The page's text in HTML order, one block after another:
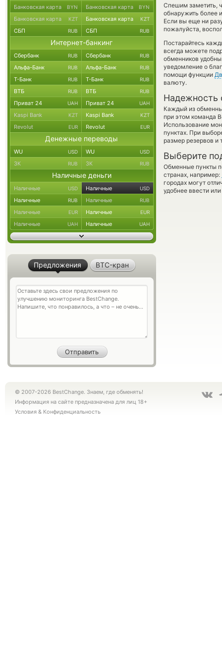
Спешим заметить,
обнаружить более
Если вы еще ни
пожалуйста,
Постарайтесь
всегда можете
обменников
уведомление о
помощи функции
валюту.
Надежность
Каждый из
при этом команда
Использование
пунктах. При
размер резервов и
Выберите
Обменные пункты
странах, например:
городах могут
удобнее ввести
Банковская карта BYN Банковская карта BYN
Банковская карта KZT Банковская карта KZT
СБП RUB СБП RUB
Интернет-банкинг
Сбербанк RUB Сбербанк RUB
Альфа-Банк RUB Альфа-Банк RUB
Т-Банк RUB Т-Банк RUB
ВТБ RUB ВТБ RUB
Приват 24 UAH Приват 24 UAH
Kaspi Bank KZT Kaspi Bank KZT
Revolut EUR Revolut EUR
Денежные переводы
WU USD WU USD
ЗК RUB ЗК RUB
Наличные деньги
Наличные USD Наличные USD
Наличные RUB Наличные RUB
Наличные EUR Наличные EUR
Наличные UAH Наличные UAH
Предложения BTC-кран
© 2007-2026 BestChange. Знаем, где обменять!
Информация на сайте предназначена для лиц 18+
Условия & Конфиденциальность